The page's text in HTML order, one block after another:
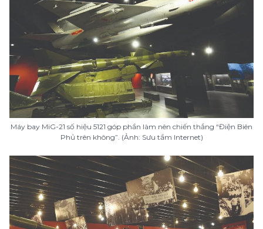
Máy bay MiG-21 số hiệu 5121 góp phần làm nên chiến thắng “Điện Biên
Phủ trên không”. (Ảnh: Sưu tầm Internet)